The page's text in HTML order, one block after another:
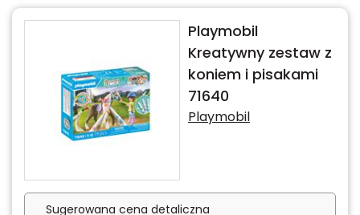
Playmobil
Kreatywny zestaw z
koniem i pisakami
71640
Playmobil
Sugerowana cena detaliczna